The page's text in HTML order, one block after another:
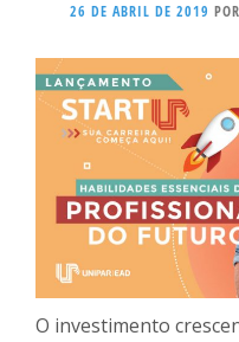
26 DE ABRIL DE 2019 POR
O investimento